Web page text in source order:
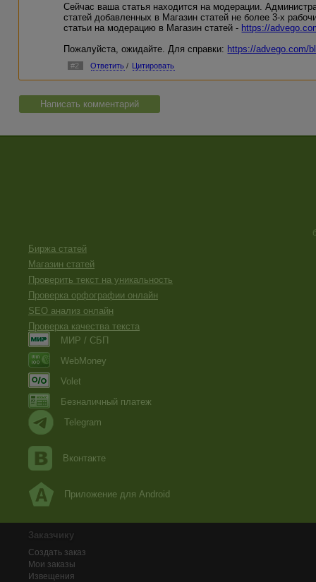
Сейчас ваша статья находится на модерации.
статей добавленных в Магазин статей не более 3-х
статьи на модерацию в Магазин статей - https://
Пожалуйста, ожидайте. Для справки: https://advego.com/
#2 Ответить / Цитировать
Написать комментарий
Биржа статей
Магазин статей
Проверить текст на уникальность
Проверка орфографии онлайн
SEO анализ онлайн
Проверка качества текста
МИР / СБП
WebMoney
Volet
Безналичный платеж
Telegram
Вконтакте
Приложение для Android
Заказчику
Создать заказ
Мои заказы
Извещения